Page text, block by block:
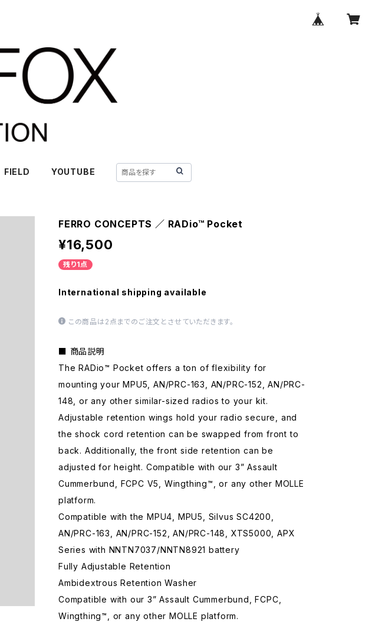
FIELD YOUTUBE
FERRO CONCEPTS ／ RADio™ Pocket
¥16,500
残り1点
International shipping available
この商品は2点までのご注文とさせていただきます。
■ 商品説明
The RADio™ Pocket offers a ton of flexibility for
mounting your MPU5, AN/PRC-163, AN/PRC-152, AN/PRC-
148, or any other similar-sized radios to your kit.
Adjustable retention wings hold your radio secure, and
the shock cord retention can be swapped from front to
back. Additionally, the front side retention can be
adjusted for height. Compatible with our 3” Assault
Cummerbund, FCPC V5, Wingthing™, or any other MOLLE
platform.
Compatible with the MPU4, MPU5, Silvus SC4200,
AN/PRC-163, AN/PRC-152, AN/PRC-148, XTS5000, APX
Series with NNTN7037/NNTN8921 battery
Fully Adjustable Retention
Ambidextrous Retention Washer
Compatible with our 3” Assault Cummerbund, FCPC,
Wingthing™, or any other MOLLE platform.